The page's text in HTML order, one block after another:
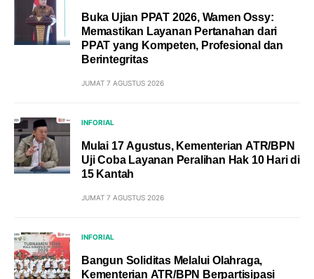
Buka Ujian PPAT 2026, Wamen Ossy:
Memastikan Layanan Pertanahan dari
PPAT yang Kompeten, Profesional dan
Berintegritas
JUMAT 7 AGUSTUS 2026
INFORIAL
Mulai 17 Agustus, Kementerian ATR/BPN
Uji Coba Layanan Peralihan Hak 10 Hari di
15 Kantah
JUMAT 7 AGUSTUS 2026
INFORIAL
Bangun Soliditas Melalui Olahraga,
Kementerian ATR/BPN Berpartisipasi